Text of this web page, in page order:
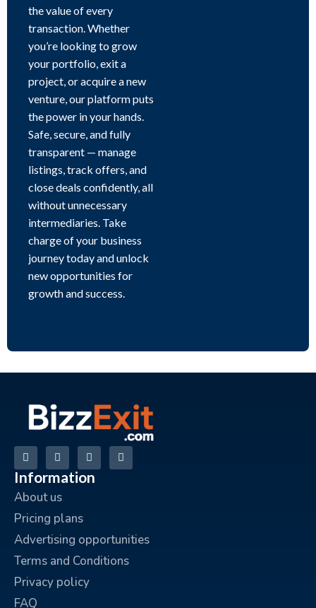
the value of every
transaction. Whether
you’re looking to grow
your portfolio, exit a
project, or acquire a new
venture, our platform puts
the power in your hands.
Safe, secure, and fully
transparent — manage
listings, track offers, and
close deals confidently, all
without unnecessary
intermediaries. Take
charge of your business
journey today and unlock
new opportunities for
growth and success.
Information
About us
Pricing plans
Advertising opportunities
Terms and Conditions
Privacy policy
FAQ